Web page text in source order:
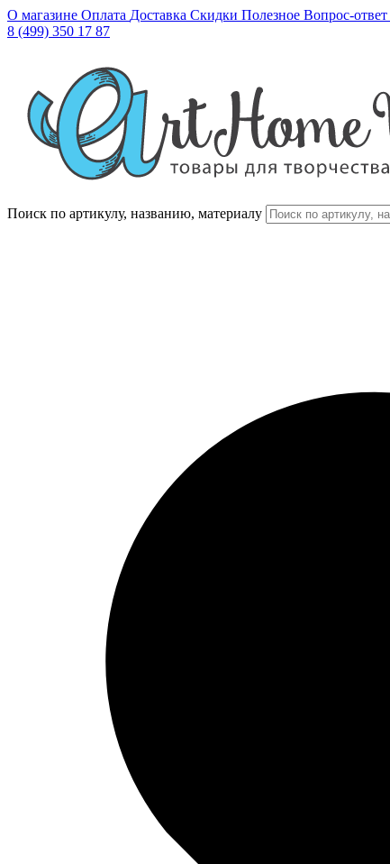
О магазине Оплата Доставка Скидки Полезное Вопрос-ответ
8 (499) 350 17 87
Поиск по артикулу, названию, материалу